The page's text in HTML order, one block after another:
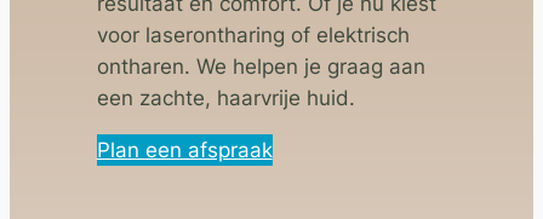
voor laserontharing of elektrisch
ontharen. We helpen je graag aan
een zachte, haarvrije huid.
Plan een afspraak